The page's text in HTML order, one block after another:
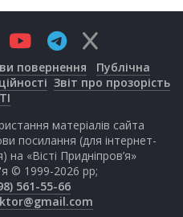
повернення
Публічна
Звіт про прозорість
матеріалів сайта
посилання (для інтернет-
«Вісті Придніпров’я»
© 1999-2026 рр;
561-55-66